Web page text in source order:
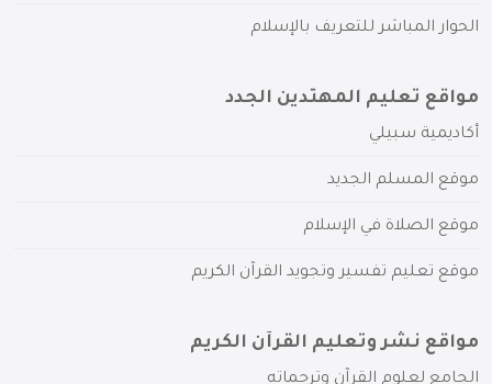
الحوار المباشر للتعريف بالإسلام
مواقع تعليم المهتدين الجدد
أكاديمية سبيلي
موقع المسلم الجديد
موقع الصلاة في الإسلام
موقع تعليم تفسير وتجويد القرآن الكريم
مواقع نشر وتعليم القرآن الكريم
الجامع لعلوم القرآن وترجماته